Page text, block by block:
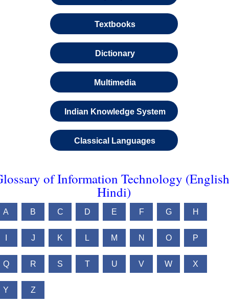
Textbooks
Dictionary
Multimedia
Indian Knowledge System
Classical Languages
of Information Technology
Hindi)
A B C D E F G H
J K L M N O P
Q R S T U V W X
Y Z